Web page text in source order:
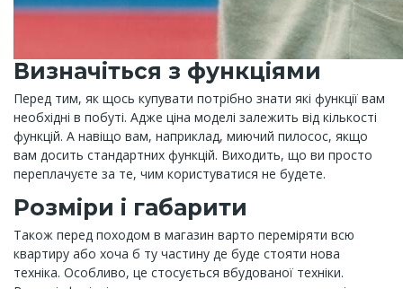
Визначіться з функціями
Перед тим, як щось купувати потрібно знати які функції вам
необхідні в побуті. Адже ціна моделі залежить від кількості
функцій. А навіщо вам, наприклад, миючий пилосос, якщо
вам досить стандартних функцій. Виходить, що ви просто
переплачуєте за те, чим користуватися не будете.
Розміри і габарити
Також перед походом в магазин варто переміряти всю
квартиру або хоча б ту частину де буде стояти нова
техніка. Особливо, це стосується вбудованої техніки.